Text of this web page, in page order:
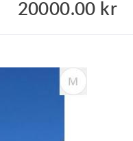
20000.00 kr